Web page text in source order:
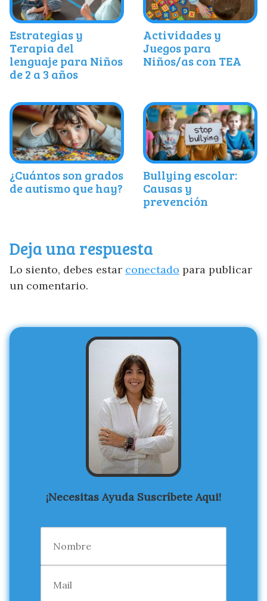
Estrategias y
Terapia del
lenguaje para Niños
de 2 a 3 años
Actividades y
Juegos para
Niños/as con TEA
¿Cuántos son grados
de autismo que hay?
Bullying escolar:
Causas y
prevención
Deja una respuesta
Lo siento, debes estar conectado para publicar
un comentario.
¡Necesitas Ayuda Suscríbete Aqui!